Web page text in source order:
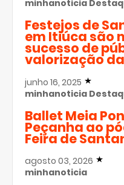
minhanoticia
Festejos de
em Itiúca são
sucesso de
valorização
junho 16, 2025
minhanoticia
Ballet Meia
Peçanha ao
Feira de
agosto 03, 2026
minhanoticia